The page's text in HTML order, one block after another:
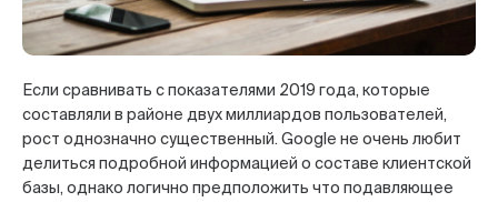
Если сравнивать с показателями 2019 года, которые
составляли в районе двух миллиардов пользователей,
рост однозначно существенный. Google не очень любит
делиться подробной информацией о составе клиентской
базы, однако логично предположить что подавляющее